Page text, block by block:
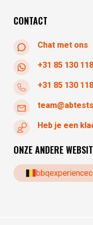
CONTACT
Chat met ons
+31 85 130
+31 85 130
Heb je een
ONZE ANDERE